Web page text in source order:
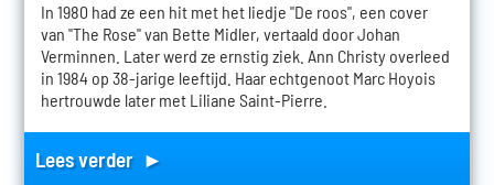
In 1980 had ze een hit met het liedje "De roos", een cover
van "The Rose" van Bette Midler, vertaald door Johan
Verminnen. Later werd ze ernstig ziek. Ann Christy overleed
in 1984 op 38-jarige leeftijd. Haar echtgenoot Marc Hoyois
hertrouwde later met Liliane Saint-Pierre.
Lees verder ►